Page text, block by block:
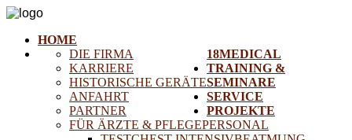
HOME
18MEDICAL
DIE FIRMA
KARRIERE
HISTORISCHE GERÄTE
ANFAHRT
PARTNER
TRAINING &
SEMINARE
FÜR ÄRZTE & PFLEGEPERSONAL
SERVICE
PROJEKTE